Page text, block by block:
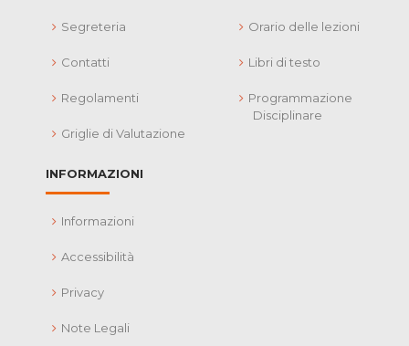
Segreteria
Contatti
Regolamenti
Griglie di Valutazione
Orario delle lezioni
Libri di testo
Programmazione
Disciplinare
INFORMAZIONI
Informazioni
Accessibilità
Privacy
Note Legali